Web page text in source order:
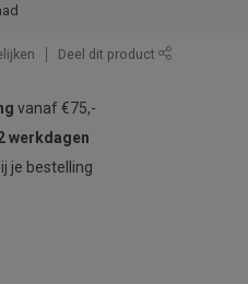
Deel dit product
vanaf €75,-
werkdagen
je bestelling